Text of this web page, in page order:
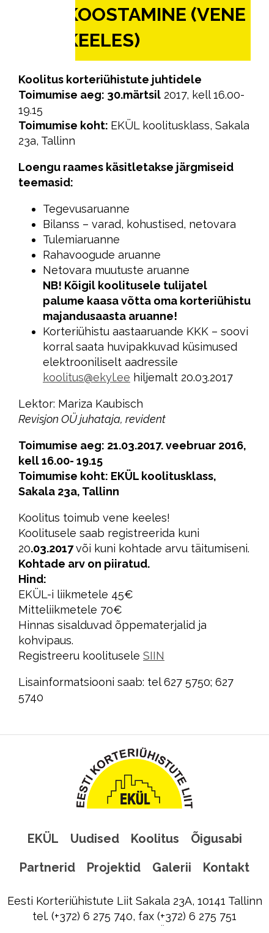
KOOSTAMINE (VENE
KEELES)
Koolitus korteriühistute juhtidele
Toimumise aeg: 30.märtsil 2017, kell 16.00-
19.15
Toimumise koht: EKÜL koolitusklass, Sakala
23a, Tallinn
Loengu raames käsitletakse järgmiseid
teemasid:
Tegevusaruanne
Bilanss – varad, kohustised, netovara
Tulemiaruanne
Rahavoogude aruanne
Netovara muutuste aruanne
NB! Kõigil koolitusele tulijatel
palume kaasa võtta oma korteriühistu
majandusaasta aruanne!
Korteriühistu aastaaruande KKK – soovi
korral saata huvipakkuvad küsimused
elektrooniliselt aadressile
koolitus@ekyl.ee hiljemalt 20.03.2017
Lektor: Mariza Kaubisch
Revisjon OÜ juhataja, revident
Toimumise aeg: 21.03.2017. veebruar 2016,
kell 16.00- 19.15
Toimumise koht: EKÜL koolitusklass,
Sakala 23a, Tallinn
Koolitus toimub vene keeles!
Koolitusele saab registreerida kuni
20.03.2017või kuni kohtade arvu täitumiseni.
Kohtade arv on piiratud.
Hind:
EKÜL-i liikmetele 45€
Mitteliikmetele 70€
Hinnas sisalduvad õppematerjalid ja
kohvipaus.
Registreeru koolitusele SIIN
Lisainformatsiooni saab: tel 627 5750; 627
5740
EKÜL Uudised Koolitus
Õigusabi
Partnerid
Projektid Galerii Kontakt
Eesti Korteriühistute Liit Sakala 23A, 10141 Tallinn
tel. (+372) 6 275 740, fax (+372) 6 275 751